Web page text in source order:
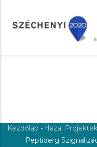
Morzsa
Kezdőlap - Hazai Projektek
Peptiderg